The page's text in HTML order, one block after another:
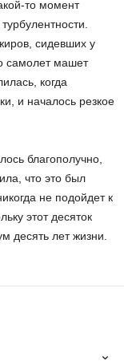
то момент
сидевших у
самолет машет
когда
и началось резкое
благополучно,
что это был
не подойдет к
этот десяток
десять лет жизни.